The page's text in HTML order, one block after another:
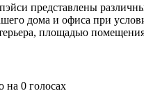
представлены
дома и офиса при
площадью
на 0 голосах